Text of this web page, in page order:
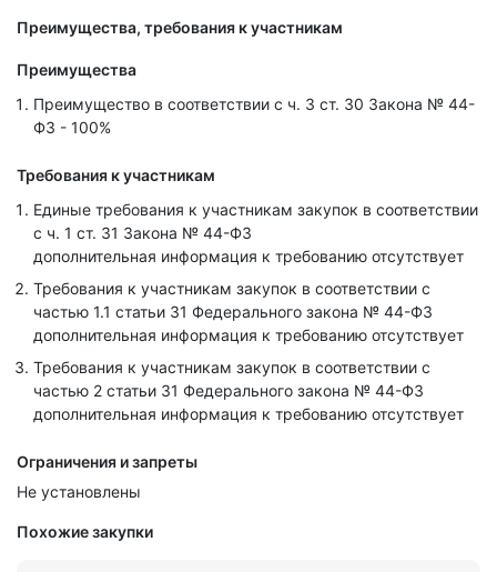
Преимущества, требования к участникам
Преимущества
Преимущество в соответствии с ч. 3 ст. 30 Закона № 44-
ФЗ - 100%
Требования к участникам
Единые требования к участникам закупок в соответствии
с ч. 1 ст. 31 Закона № 44-ФЗ
дополнительная информация к требованию отсутствует
Требования к участникам закупок в соответствии с
частью 1.1 статьи 31 Федерального закона № 44-ФЗ
дополнительная информация к требованию отсутствует
Требования к участникам закупок в соответствии с
частью 2 статьи 31 Федерального закона № 44-ФЗ
дополнительная информация к требованию отсутствует
Ограничения и запреты
Не установлены
Похожие закупки